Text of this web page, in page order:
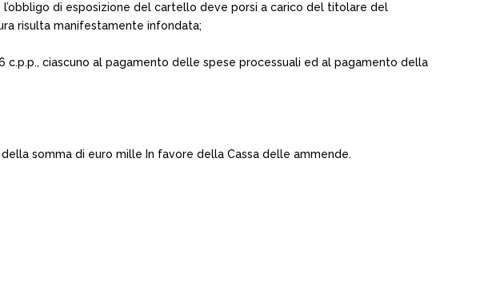
di esposizione del cartello deve porsi a carico del titolare del
risulta manifestamente infondata;
ciascuno al pagamento delle spese processuali ed al pagamento della
somma di euro mille In favore della Cassa delle ammende.